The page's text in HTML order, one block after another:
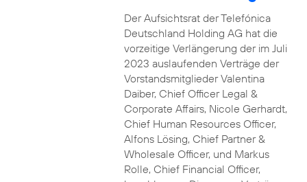
Der Aufsichtsrat der Telefónica
Deutschland Holding AG hat die
vorzeitige Verlängerung der im Juli
2023 auslaufenden Verträge der
Vorstandsmitglieder Valentina
Daiber, Chief Officer Legal &
Corporate Affairs, Nicole Gerhardt,
Chief Human Resources Officer,
Alfons Lösing, Chief Partner &
Wholesale Officer, und Markus
Rolle, Chief Financial Officer,